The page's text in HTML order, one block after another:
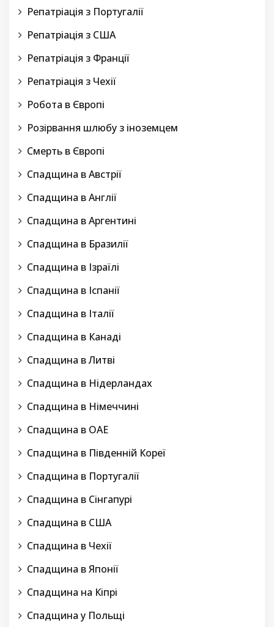
Репатріація з Португалії
Репатріація з США
Репатріація з Франції
Репатріація з Чехії
Робота в Європі
Розірвання шлюбу з іноземцем
Смерть в Європі
Спадщина в Австрії
Спадщина в Англії
Спадщина в Аргентині
Спадщина в Бразилії
Спадщина в Ізраїлі
Спадщина в Іспанії
Спадщина в Італії
Спадщина в Канаді
Спадщина в Литві
Спадщина в Нідерландах
Спадщина в Німеччині
Спадщина в ОАЕ
Спадщина в Південній Кореї
Спадщина в Португалії
Спадщина в Сінгапурі
Спадщина в США
Спадщина в Чехії
Спадщина в Японії
Спадщина на Кіпрі
Спадщина у Польщі